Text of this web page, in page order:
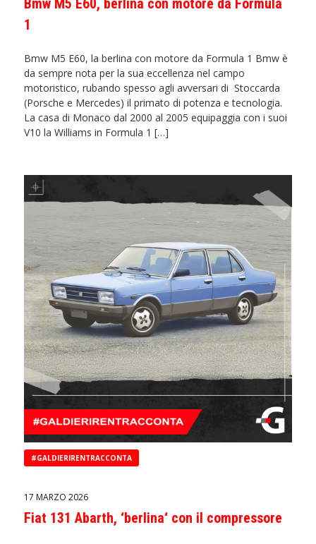
Bmw M5 E60, berlina con motore da Formula
1
Bmw M5 E60, la berlina con motore da Formula 1 Bmw è
da sempre nota per la sua eccellenza nel campo
motoristico, rubando spesso agli avversari di Stoccarda
(Porsche e Mercedes) il primato di potenza e tecnologia.
La casa di Monaco dal 2000 al 2005 equipaggia con i suoi
V10 la Williams in Formula 1 […]
#GALDIERIRENTRACCONTA
17 MARZO 2026
Fiat 131 Abarth, ‘berlina‘ con il compressore